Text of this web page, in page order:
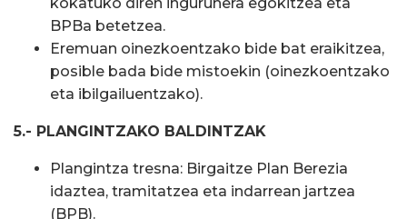
kokatuko diren ingurunera egokitzea eta
BPBa betetzea.
Eremuan oinezkoentzako bide bat eraikitzea,
posible bada bide mistoekin (oinezkoentzako
eta ibilgailuentzako).
5.- PLANGINTZAKO BALDINTZAK
Plangintza tresna: Birgaitze Plan Berezia
idaztea, tramitatzea eta indarrean jartzea
(BPB).